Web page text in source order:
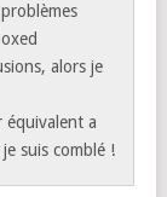
qui
Alors je me